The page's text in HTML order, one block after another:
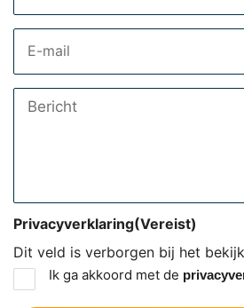
Bericht
Dit veld is verborgen bij het
Privacyverklaring(Vereist)
Ik ga akkoord met de